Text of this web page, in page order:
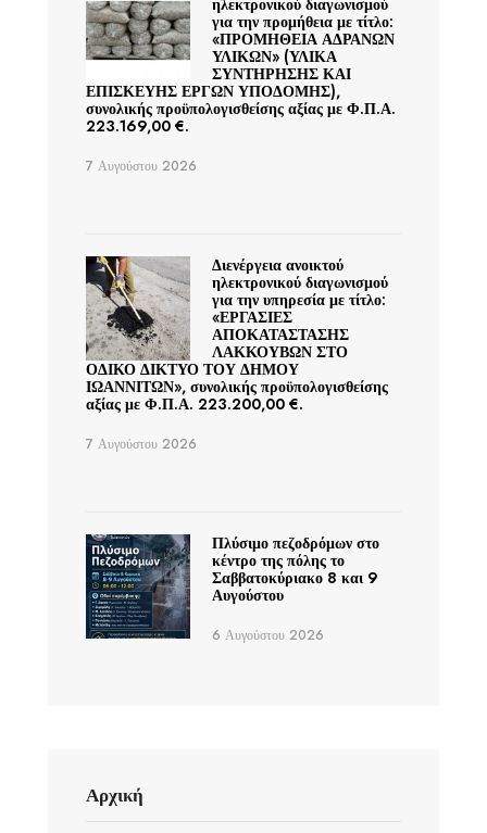
ηλεκτρονικού διαγωνισμού
για την προμήθεια με τίτλο:
«ΠΡΟΜΗΘΕΙΑ ΑΔΡΑΝΩΝ
ΥΛΙΚΩΝ» (ΥΛΙΚΑ
ΣΥΝΤΗΡΗΣΗΣ ΚΑΙ
ΕΠΙΣΚΕΥΗΣ ΕΡΓΩΝ ΥΠΟΔΟΜΗΣ),
συνολικής προϋπολογισθείσης αξίας με Φ.Π.Α.
223.169,00 €.
7 Αυγούστου 2026
Διενέργεια ανοικτού
ηλεκτρονικού διαγωνισμού
για την υπηρεσία με τίτλο:
«ΕΡΓΑΣΙΕΣ
ΑΠΟΚΑΤΑΣΤΑΣΗΣ
ΛΑΚΚΟΥΒΩΝ ΣΤΟ
ΟΔΙΚΟ ΔΙΚΤΥΟ ΤΟΥ ΔΗΜΟΥ
ΙΩΑΝΝΙΤΩΝ», συνολικής προϋπολογισθείσης
αξίας με Φ.Π.Α. 223.200,00 €.
7 Αυγούστου 2026
Πλύσιμο πεζοδρόμων στο
κέντρο της πόλης το
Σαββατοκύριακο 8 και 9
Αυγούστου
6 Αυγούστου 2026
Αρχική